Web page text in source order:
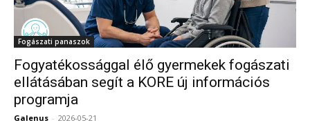
Fogászati panaszok
Fogyatékossággal élő gyermekek fogászati
ellátásában segít a KORE új információs
programja
Galenus - 2026-05-21